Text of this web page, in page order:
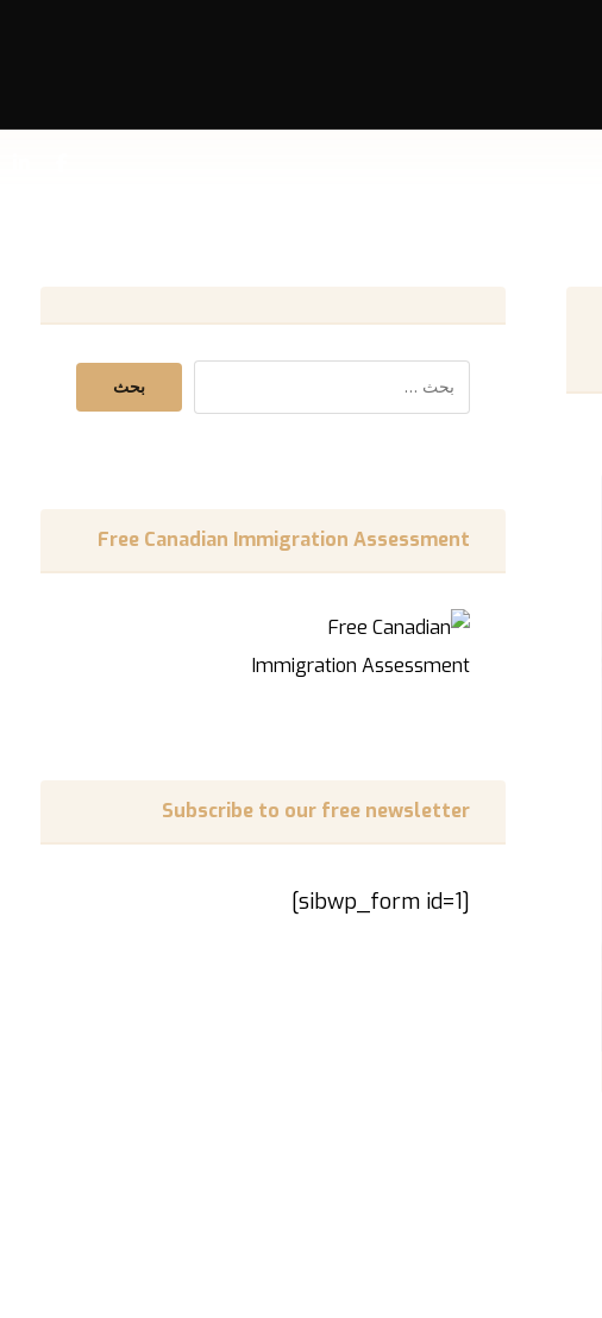
Free Canadian Immigration Assessment
Subscribe to our free newsletter
[sibwp_form id=1]